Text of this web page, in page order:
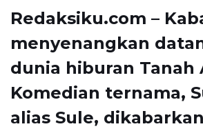
Redaksiku.com –
menyenangkan
dunia hiburan Tanah
Komedian ternama,
alias Sule,